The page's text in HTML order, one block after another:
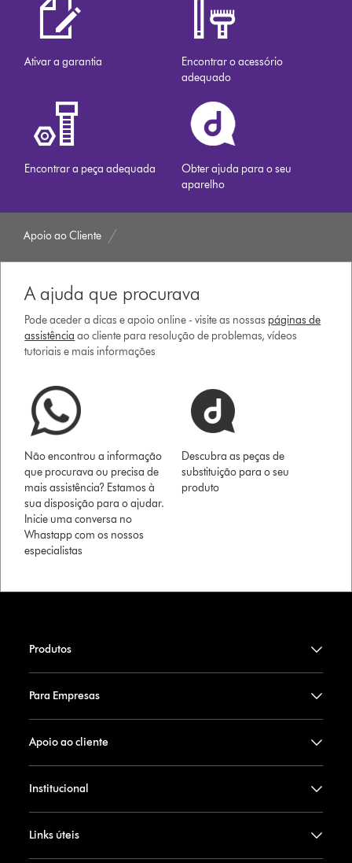
Ativar a garantia
Encontrar o acessório
adequado
Encontrar a peça adequada
Obter ajuda para o seu
aparelho
Apoio ao Cliente
A ajuda que procurava
Pode aceder a dicas e apoio online - visite as nossas páginas de
assistência ao cliente para resolução de problemas, vídeos
tutoriais e mais informações
Não encontrou a informação
que procurava ou precisa de
mais assistência? Estamos à
sua disposição para o ajudar.
Inicie uma conversa no
Whastapp com os nossos
especialistas
Descubra as peças de
substituição para o seu
produto
Produtos
Para Empresas
Apoio ao cliente
Institucional
Links úteis